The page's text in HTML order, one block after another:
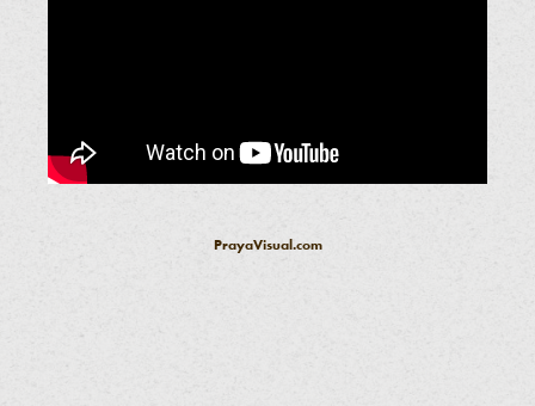
PrayaVisual.com